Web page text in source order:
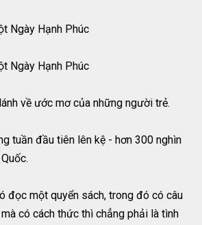
Ngày Hạnh Phúc
Ngày Hạnh Phúc
về ước mơ của những người trẻ.
tuần đầu tiên lên kệ - hơn 300 nghìn
đọc một quyển sách, trong đó có câu
có cách thức thì chẳng phải là tình